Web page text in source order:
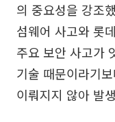
의 중요성을 강조
섬웨어 사고와 롯
주요 보안 사고가
기술 때문이라기
이뤄지지 않아 발